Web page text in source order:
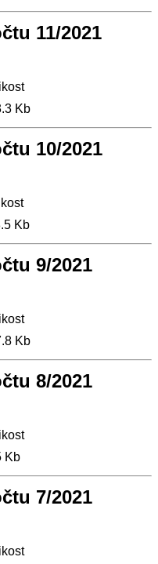
11/2021
Kb
10/2021
Kb
9/2021
Kb
8/2021
Kb
7/2021